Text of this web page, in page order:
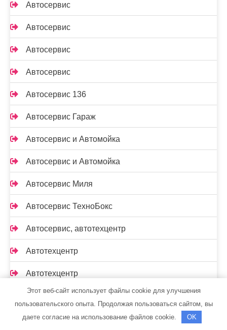
Автосервис
Автосервис
Автосервис
Автосервис
Автосервис 136
Автосервис Гараж
Автосервис и Автомойка
Автосервис и Автомойка
Автосервис Миля
Автосервис ТехноБокс
Автосервис, автотехцентр
Автотехцентр
Автотехцентр
Автотехцентр на Элсибе
Автохаус, автомойка
Этот веб-сайт использует файлы cookie для улучшения
пользовательского опыта. Продолжая пользоваться сайтом, вы
даете согласие на использование файлов cookie.
OK